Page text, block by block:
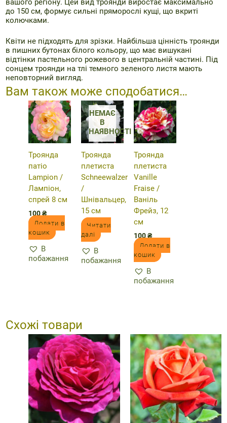
вашого регіону. Цей вид троянди виростає максимально
до 150 см, формує сильні пряморослі кущі, що вкриті
колючками.
Квіти не підходять для зрізки. Найбільша цінність троянди
в пишних бутонах білого кольору, що має вишукані
відтінки пастельного рожевого в центральній частині. Під
сонцем троянди на тлі темного зеленого листя мають
неповторний вигляд.
Вам також може сподобатися…
Троянда
патіо
Lampion /
Лампіон,
спрей 8 см
100₴
Додати в
кошик
В
побажання
НЕМАЄ
В
НАЯВНОСТІ
Троянда
плетиста
Schneewalzer
/
Шнівальцер,
15 см
Читати
далі
В
побажання
Троянда
плетиста
Vanille
Fraise /
Ваніль
Фрейз, 12
см
100₴
Додати в
кошик
В
побажання
Схожі товари